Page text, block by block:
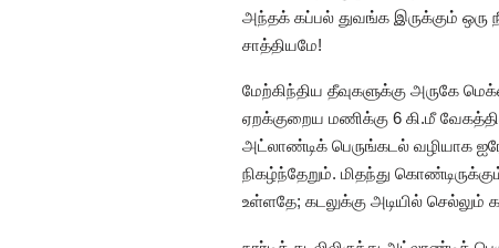
அந்தக் கப்பல் துவங்க இருக்கும்
சாத்தியமே!
மேற்கிந்திய தீவுகளுக்கு அருகே
ஏறக்குறைய மணிக்கு 6 கி.மீ
அட்லாண்டிக் பெருங்கடல் வழியாக
நிகழ்ந்தேறும். மிதந்து
உள்ளதே; கடலுக்கு அடியில்